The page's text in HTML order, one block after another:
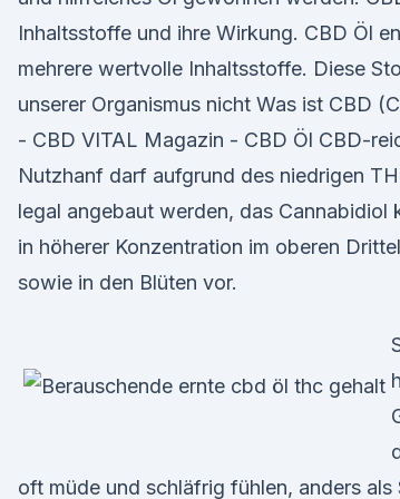
Inhaltsstoffe und ihre Wirkung. CBD Öl
mehrere wertvolle Inhaltsstoffe. Diese
unserer Organismus nicht Was ist CBD
- CBD VITAL Magazin - CBD Öl CBD-
Nutzhanf darf aufgrund des niedrigen
legal angebaut werden, das Cannabidiol
in höherer Konzentration im oberen
sowie in den Blüten vor.
oft müde und schläfrig fühlen, anders als